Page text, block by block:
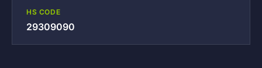
HS CODE
29309090